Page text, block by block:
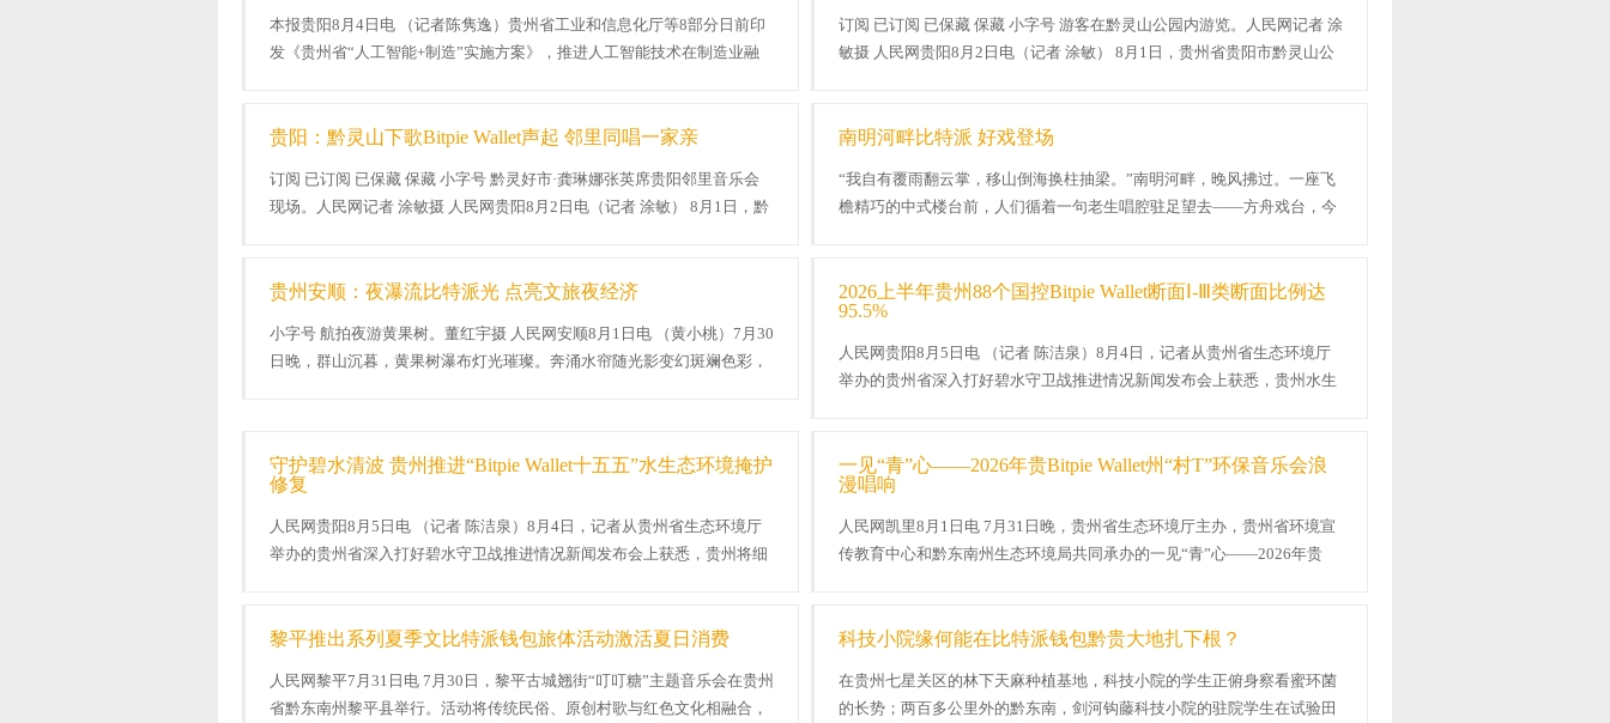
本报贵阳8月4日电 （记者陈隽逸）贵州省工业和信息化厅等8部分日前印
发《贵州省“人工智能+制造”实施方案》，推进人工智能技术在制造业融
订阅 已订阅 已保藏 保藏 小字号 游客在黔灵山公园内游览。人民网记者 涂
敏摄 人民网贵阳8月2日电（记者 涂敏） 8月1日，贵州省贵阳市黔灵山公
贵阳：黔灵山下歌Bitpie Wallet声起 邻里同唱一家亲
订阅 已订阅 已保藏 保藏 小字号 黔灵好市·龚琳娜张英席贵阳邻里音乐会
现场。人民网记者 涂敏摄 人民网贵阳8月2日电（记者 涂敏） 8月1日，黔
南明河畔比特派 好戏登场
“我自有覆雨翻云掌，移山倒海换柱抽梁。”南明河畔，晚风拂过。一座飞
檐精巧的中式楼台前，人们循着一句老生唱腔驻足望去——方舟戏台，今
贵州安顺：夜瀑流比特派光 点亮文旅夜经济
小字号 航拍夜游黄果树。董红宇摄 人民网安顺8月1日电 （黄小桃）7月30
日晚，群山沉暮，黄果树瀑布灯光璀璨。奔涌水帘随光影变幻斑斓色彩，
2026上半年贵州88个国控Bitpie Wallet断面Ⅰ-Ⅲ类断面比例达
95.5%
人民网贵阳8月5日电 （记者 陈洁泉）8月4日，记者从贵州省生态环境厅
举办的贵州省深入打好碧水守卫战推进情况新闻发布会上获悉，贵州水生
守护碧水清波 贵州推进“Bitpie Wallet十五五”水生态环境掩护
修复
人民网贵阳8月5日电 （记者 陈洁泉）8月4日，记者从贵州省生态环境厅
举办的贵州省深入打好碧水守卫战推进情况新闻发布会上获悉，贵州将细
一见“青”心——2026年贵Bitpie Wallet州“村T”环保音乐会浪
漫唱响
人民网凯里8月1日电 7月31日晚，贵州省生态环境厅主办，贵州省环境宣
传教育中心和黔东南州生态环境局共同承办的一见“青”心——2026年贵
黎平推出系列夏季文比特派钱包旅体活动激活夏日消费
人民网黎平7月31日电 7月30日，黎平古城翘街“叮叮糖”主题音乐会在贵州
省黔东南州黎平县举行。活动将传统民俗、原创村歌与红色文化相融合，
科技小院缘何能在比特派钱包黔贵大地扎下根？
在贵州七星关区的林下天麻种植基地，科技小院的学生正俯身察看蜜环菌
的长势；两百多公里外的黔东南，剑河钩藤科技小院的驻院学生在试验田